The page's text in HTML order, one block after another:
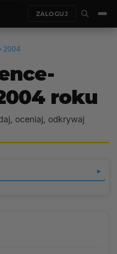
ZALOGUJ
2004
roku
oceniaj, odkrywaj
▼